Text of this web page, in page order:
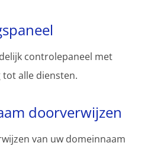
controlepaneel met
alle diensten.
doorverwijzen
van uw domeinnaam